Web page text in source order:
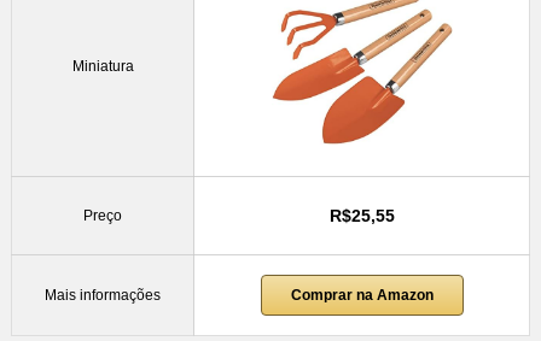
Miniatura
Preço R$25,55
Mais informações Comprar na Amazon